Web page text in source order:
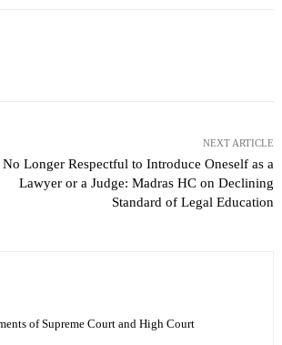
NEXT ARTICLE
No Longer Respectful to Introduce Oneself as a
Lawyer or a Judge: Madras HC on Declining
Standard of Legal Education
of Supreme Court and High Court